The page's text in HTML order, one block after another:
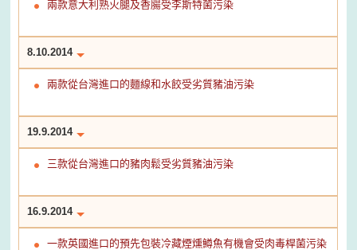
兩款意大利熟火腿及香腸受李斯特菌污染
8.10.2014
兩款從台灣進口的麵線和水餃受劣質豬油污染
19.9.2014
三款從台灣進口的豬肉鬆受劣質豬油污染
16.9.2014
一款英國進口的預先包裝冷藏煙燻鱒魚有機會受肉毒桿菌污染